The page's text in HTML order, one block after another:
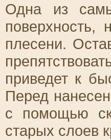
Одна из
поверхность,
плесени.
приведет к
Перед
с помощью
старых слоев